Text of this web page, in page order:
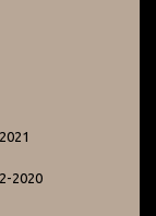
2020